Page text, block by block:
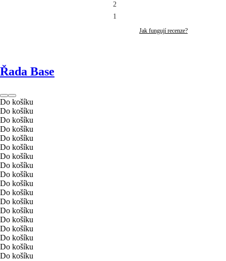
2
1
Jak fungují recenze?
Řada Base
Do košíku
Do košíku
Do košíku
Do košíku
Do košíku
Do košíku
Do košíku
Do košíku
Do košíku
Do košíku
Do košíku
Do košíku
Do košíku
Do košíku
Do košíku
Do košíku
Do košíku
Do košíku